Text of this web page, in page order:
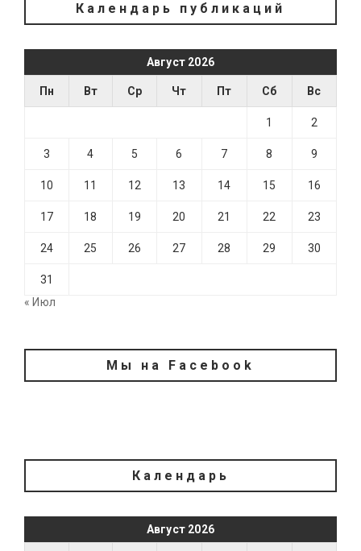
Календарь публикаций
Август 2026
Пн Вт Ср Чт Пт Сб Вс
1 2
3 4 5 6 7 8 9
10 11 12 13 14 15 16
17 18 19 20 21 22 23
24 25 26 27 28 29 30
31
« Июл
Мы на Facebook
Календарь
Август 2026